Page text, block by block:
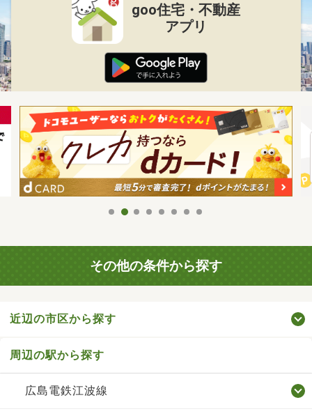
goo住宅・不動産
アプリ
その他の条件から探す
近辺の市区から探す
周辺の駅から探す
広島電鉄江波線